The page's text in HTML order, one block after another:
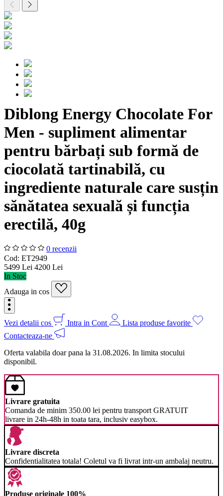
Diblong Energy Chocolate For
Men - supliment alimentar
pentru bărbați sub formă de
ciocolată tartinabilă, cu
ingrediente naturale care susțin
sănătatea sexuală și funcția
erectilă, 40g
0 recenzii
Cod: ET2949
5499 Lei 4200 Lei
In Stoc
Adauga in cos
Vezi detalii cos Intra in Cont
Lista produse favorite
Contacteaza-ne
Oferta valabila doar pana la 31.08.2026. In limita stocului
disponibil.
Livrare gratuita
Comanda de minim 350.00 lei pentru transport GRATUIT
livrare in 24h-48h in toata tara, inclusiv easybox.
Livrare discreta
Confidentialitatea totala! Coletul va fi livrat intr-un ambalaj neutru.
Produse originale 100%